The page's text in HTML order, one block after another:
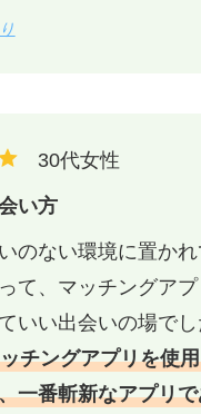
30代女性
い方
のない環境に置かれ
て、マッチングア
いい出会いの場でし
チングアプリを使
一番斬新なアプリ